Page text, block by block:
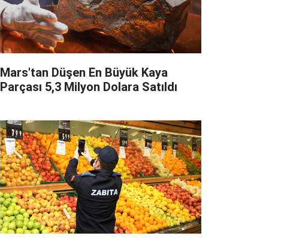
Mars'tan Düşen En Büyük Kaya
Parçası 5,3 Milyon Dolara Satıldı